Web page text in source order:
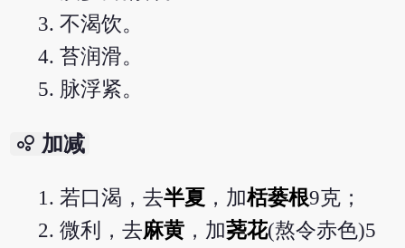
不渴饮。
苔润滑。
脉浮紧。
bubble_chart 加减
若口渴，去半夏 ，加栝蒌根9克；
微利，去麻黄 ，加荛花(熬令赤色)5